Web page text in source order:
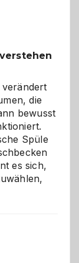
die
bewusst
Spüle
es sich,